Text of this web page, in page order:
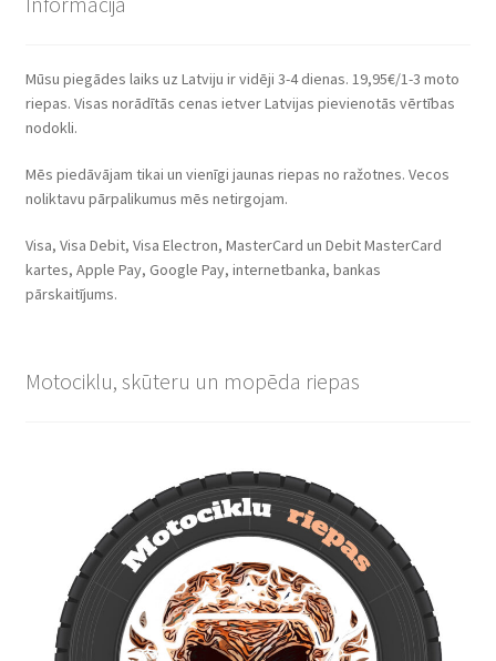
Mūsu piegādes laiks uz Latviju ir vidēji 3-4 dienas. 19,95€/1-3 moto
riepas. Visas norādītās cenas ietver Latvijas pievienotās vērtības
nodokli.
Mēs piedāvājam tikai un vienīgi jaunas riepas no ražotnes. Vecos
noliktavu pārpalikumus mēs netirgojam.
Visa, Visa Debit, Visa Electron, MasterCard un Debit MasterCard
kartes, Apple Pay, Google Pay, internetbanka, bankas
pārskaitījums.
Motociklu, skūteru un mopēda riepas